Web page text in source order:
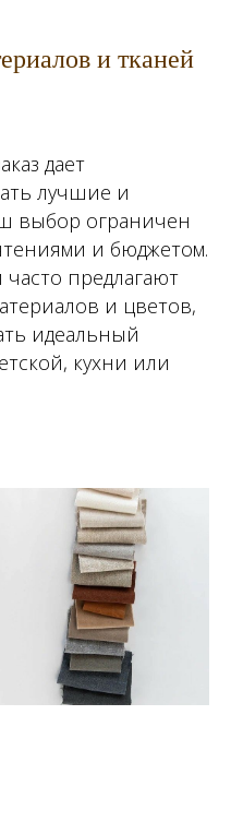
и тканей
дает
лучшие и
выбор ограничен
и бюджетом.
предлагают
и цветов,
идеальный
кухни или